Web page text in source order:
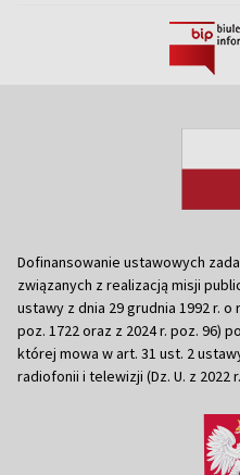
Dofinansowanie ustawowych
związanych z realizacją misji
ustawy z dnia 29 grudnia 1992 r. o
poz. 1722 oraz z 2024 r. poz. 96)
której mowa w art. 31 ust. 2
radiofonii i telewizji (Dz. U. z 2022